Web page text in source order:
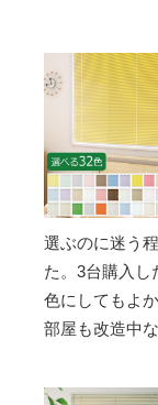
選ぶのに迷う
た。3台購入し
色にしてもよ
部屋も改造中